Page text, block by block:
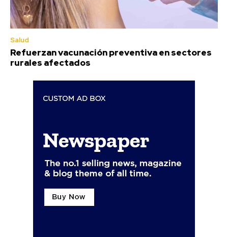
Salud
Refuerzan vacunación preventiva en sectores
rurales afectados